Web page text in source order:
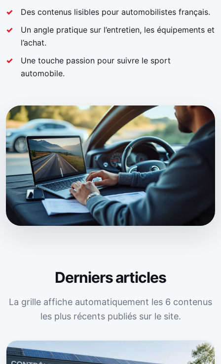
Des contenus lisibles pour automobilistes français.
Un angle pratique sur l’entretien, les équipements et
l’achat.
Une touche passion pour suivre le sport
automobile.
Derniers articles
La grille affiche automatiquement les 6 contenus
les plus récents publiés sur le site.